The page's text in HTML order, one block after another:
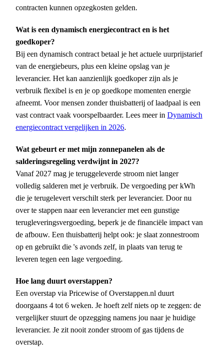
contracten kunnen opzegkosten gelden.
Wat is een dynamisch energiecontract en is het
goedkoper?
Bij een dynamisch contract betaal je het actuele uurprijstarief
van de energiebeurs, plus een kleine opslag van je
leverancier. Het kan aanzienlijk goedkoper zijn als je
verbruik flexibel is en je op goedkope momenten energie
afneemt. Voor mensen zonder thuisbatterij of laadpaal is een
vast contract vaak voorspelbaarder. Lees meer in Dynamisch
energiecontract vergelijken in 2026.
Wat gebeurt er met mijn zonnepanelen als de
salderingsregeling verdwijnt in 2027?
Vanaf 2027 mag je teruggeleverde stroom niet langer
volledig salderen met je verbruik. De vergoeding per kWh
die je terugelevert verschilt sterk per leverancier. Door nu
over te stappen naar een leverancier met een gunstige
terugleveringsvergoeding, beperk je de financiële impact van
de afbouw. Een thuisbatterij helpt ook: je slaat zonnestroom
op en gebruikt die 's avonds zelf, in plaats van terug te
leveren tegen een lage vergoeding.
Hoe lang duurt overstappen?
Een overstap via Pricewise of Overstappen.nl duurt
doorgaans 4 tot 6 weken. Je hoeft zelf niets op te zeggen: de
vergelijker stuurt de opzegging namens jou naar je huidige
leverancier. Je zit nooit zonder stroom of gas tijdens de
overstap.